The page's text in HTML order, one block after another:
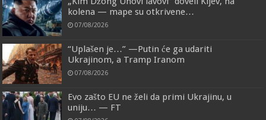
kolena — mape su otkrivene…
07/08/2026
“Uplašen je…” —Putin će ga udariti
Ukrajinom, a Tramp Iranom
07/08/2026
Evo zašto EU ne želi da primi Ukrajinu, u
uniju… — FT